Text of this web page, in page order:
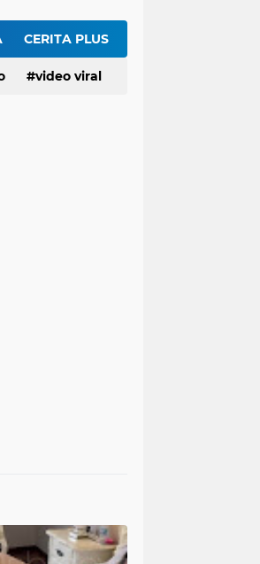
Geger 'Wanita Biru' Muncul di Gurun Pasir Madinah, Melanggar Tabu Syariat Selama Seribu Tahun
CERITA PLUS
video viral